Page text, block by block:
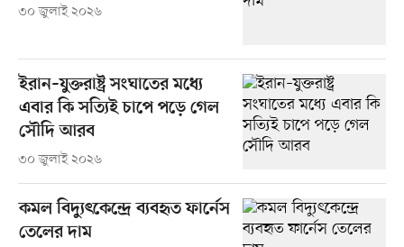
৩০ জুলাই ২০২৬
ইরান–যুক্তরাষ্ট্র সংঘাতের মধ্যে
এবার কি সত্যিই চাপে পড়ে গেল
সৌদি আরব
৩০ জুলাই ২০২৬
কমল বিদ্যুৎকেন্দ্রে ব্যবহৃত ফার্নেস
তেলের দাম